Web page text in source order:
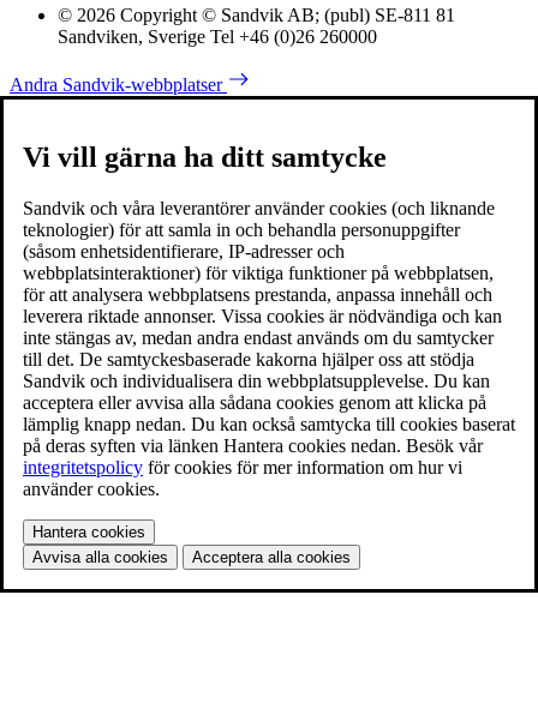
© 2026 Copyright © Sandvik AB; (publ) SE-811 81
Sandviken, Sverige Tel +46 (0)26 260000
Andra Sandvik-webbplatser
Vi vill gärna ha ditt samtycke
Sandvik och våra leverantörer använder cookies (och liknande
teknologier) för att samla in och behandla personuppgifter
(såsom enhetsidentifierare, IP-adresser och
webbplatsinteraktioner) för viktiga funktioner på webbplatsen,
för att analysera webbplatsens prestanda, anpassa innehåll och
leverera riktade annonser. Vissa cookies är nödvändiga och kan
inte stängas av, medan andra endast används om du samtycker
till det. De samtyckesbaserade kakorna hjälper oss att stödja
Sandvik och individualisera din webbplatsupplevelse. Du kan
acceptera eller avvisa alla sådana cookies genom att klicka på
lämplig knapp nedan. Du kan också samtycka till cookies baserat
på deras syften via länken Hantera cookies nedan. Besök vår
integritetspolicy för cookies för mer information om hur vi
använder cookies.
Hantera cookies
Avvisa alla cookies
Acceptera alla cookies